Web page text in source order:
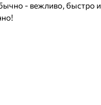
- вежливо, быстро и